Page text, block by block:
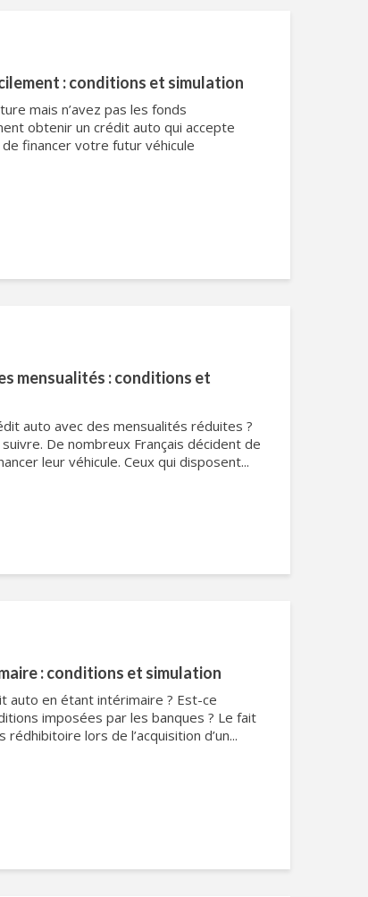
: conditions et simulation
mais n’avez pas les fonds
obtenir un crédit auto qui accepte
financer votre futur véhicule
mensualités : conditions et
auto avec des mensualités réduites ?
De nombreux Français décident de
leur véhicule. Ceux qui disposent...
: conditions et simulation
auto en étant intérimaire ? Est-ce
imposées par les banques ? Le fait
lors de l’acquisition d’un...